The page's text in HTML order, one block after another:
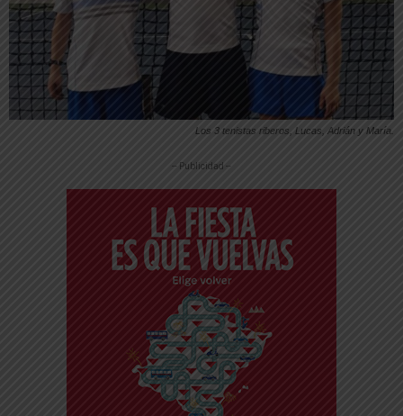
Los 3 tenistas riberos, Lucas, Adrián y María.
-- Publicidad --